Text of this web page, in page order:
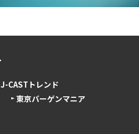
J-CASTトレンド
東京バーゲンマニア